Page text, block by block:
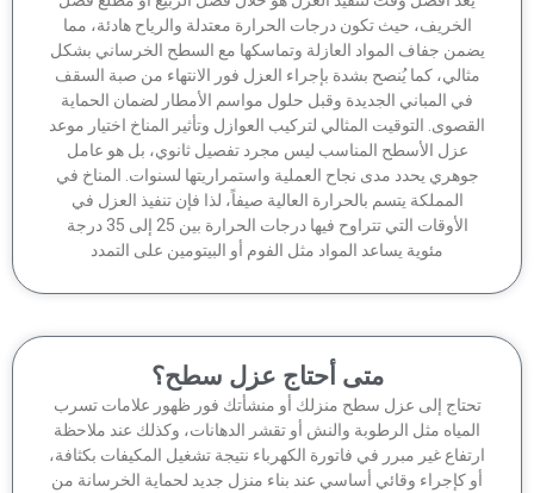
الخريف، حيث تكون درجات الحرارة معتدلة والرياح هادئة، مما
جفاف المواد العازلة وتماسكها مع السطح الخرساني بشكل
كما يُنصح بشدة بإجراء العزل فور الانتهاء من صبة السقف
في المباني الجديدة وقبل حلول مواسم الأمطار لضمان الحماية
التوقيت المثالي لتركيب العوازل وتأثير المناخ اختيار موعد
عزل الأسطح المناسب ليس مجرد تفصيل ثانوي، بل هو عامل
يحدد مدى نجاح العملية واستمراريتها لسنوات. المناخ في
المملكة يتسم بالحرارة العالية صيفاً، لذا فإن تنفيذ العزل في
الأوقات التي تتراوح فيها درجات الحرارة بين 25 إلى 35 درجة
مئوية يساعد المواد مثل الفوم أو البيتومين على التمدد
متى أحتاج عزل سطح؟
إلى عزل سطح منزلك أو منشأتك فور ظهور علامات تسرب
مثل الرطوبة والنش أو تقشر الدهانات، وكذلك عند ملاحظة
غير مبرر في فاتورة الكهرباء نتيجة تشغيل المكيفات بكثافة،
كإجراء وقائي أساسي عند بناء منزل جديد لحماية الخرسانة من